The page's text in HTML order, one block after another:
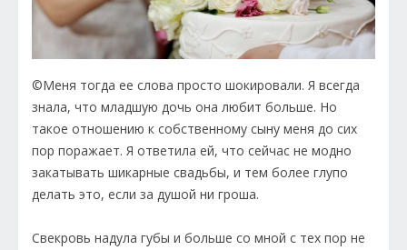
©Меня тогда ее слова просто шокировали. Я всегда
знала, что младшую дочь она любит больше. Но
такое отношению к собственному сыну меня до сих
пор поражает. Я ответила ей, что сейчас не модно
закатывать шикарные свадьбы, и тем более глупо
делать это, если за душой ни гроша.
Свекровь надула губы и больше со мной с тех пор не